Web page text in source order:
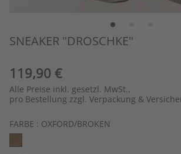
SNEAKER "DROSCHKE"
119,90 €
Alle Preise inkl. gesetzl. MwSt.,
pro Bestellung zzgl. Verpackung &
FARBE : OXFORD/BROKEN